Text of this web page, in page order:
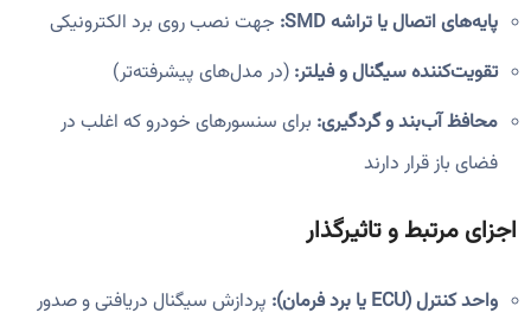
پایه‌های اتصال یا تراشه SMD:
جهت نصب روی برد الکترونیکی
تقویت‌کننده سیگنال و فیلتر: (در مدل‌های پیشرفته‌تر)
محافظ آب‌بند و گردگیری: برای سنسورهای خودرو که اغلب در
فضای باز قرار دارند
اجزای مرتبط و تاثیرگذار
واحد کنترل (ECU یا برد فرمان):
پردازش سیگنال دریافتی و صدور